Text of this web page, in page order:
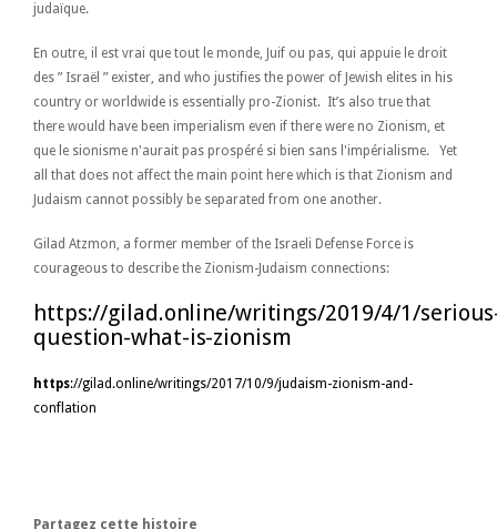
judaïque.
En outre, il est vrai que tout le monde, Juif ou pas, qui appuie le droit
des ” Israël ” exister, and who justifies the power of Jewish elites in his
country or worldwide is essentially pro-Zionist. It’s also true that
there would have been imperialism even if there were no Zionism, et
que le sionisme n'aurait pas prospéré si bien sans l'impérialisme. Yet
all that does not affect the main point here which is that Zionism and
Judaism cannot possibly be separated from one another.
Gilad Atzmon, a former member of the Israeli Defense Force is
courageous to describe the Zionism-Judaism connections:
https://gilad.online/writings/2019/4/1/
question-what-is-zionism
https://gilad.online/writings/2017/10/9/judaism-zionism-and-
conflation
Partagez cette histoire